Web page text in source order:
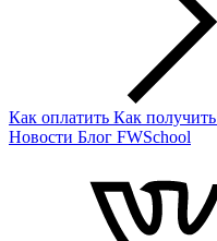
Как оплатить Как получить
Новости Блог FWSchool